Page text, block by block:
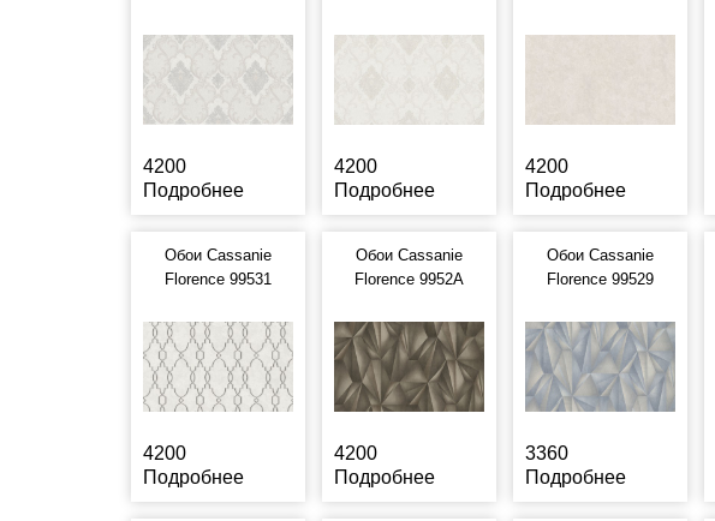
4200
Подробнее
4200
Подробнее
4200
Подробнее
Обои Cassanie
Florence 99531
4200
Подробнее
Обои Cassanie
Florence 9952A
4200
Подробнее
Обои Cassanie
Florence 99529
3360
Подробнее